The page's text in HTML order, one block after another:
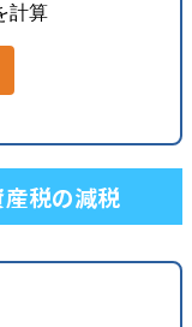
計算
税の減税